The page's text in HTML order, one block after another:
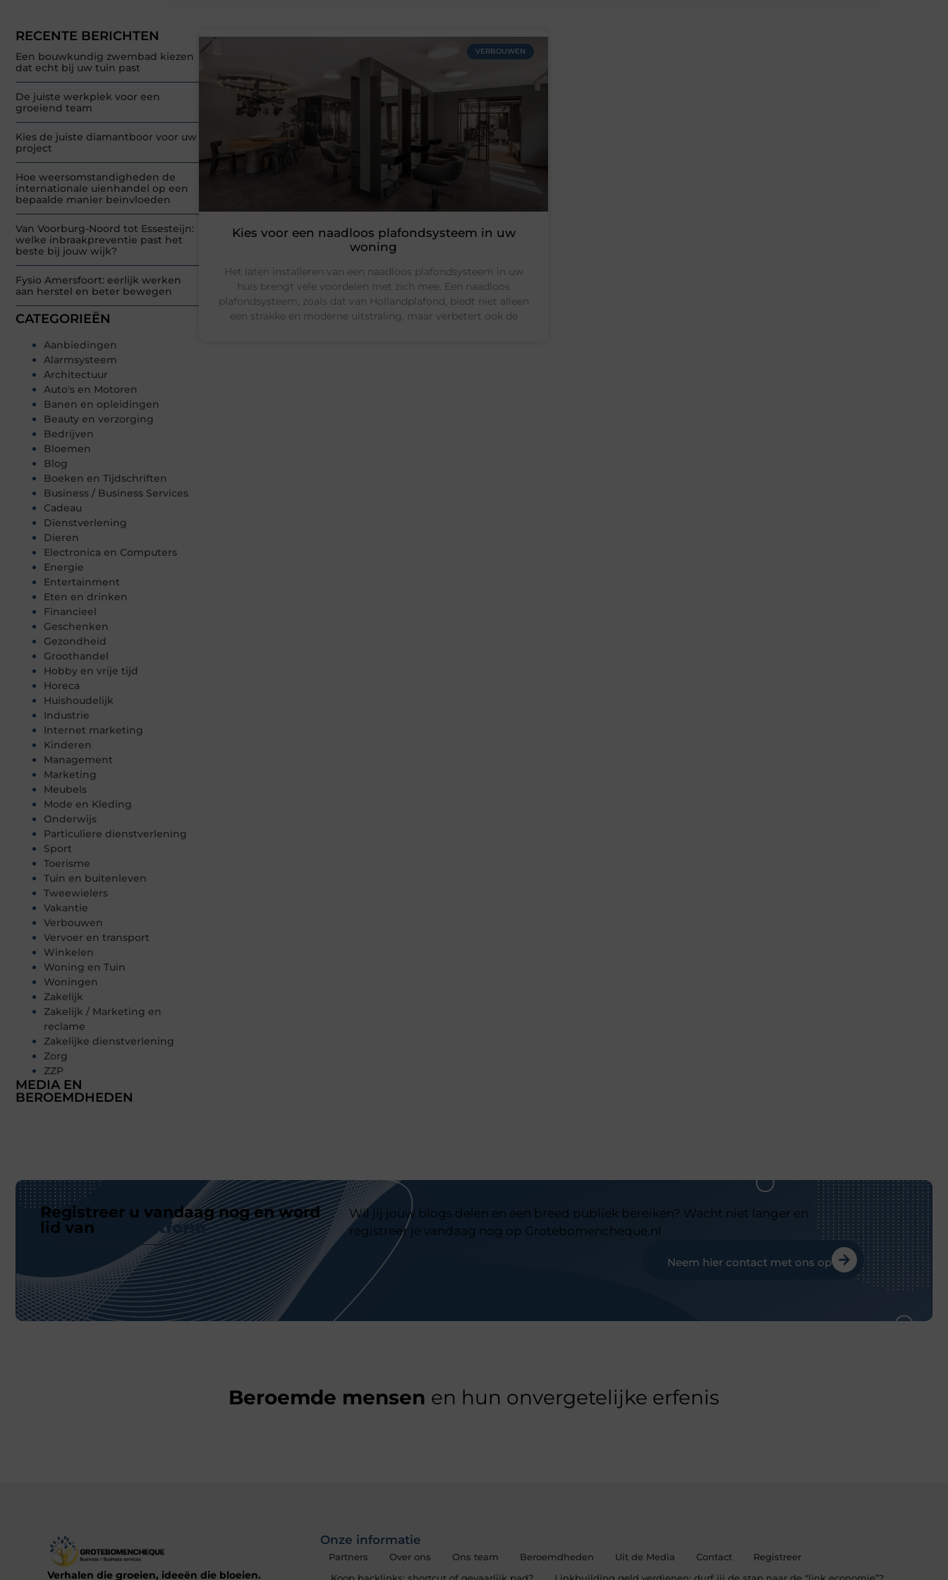
RECENTE BERICHTEN
Een bouwkundig zwembad kiezen
dat echt bij uw tuin past
De juiste werkplek voor een
groeiend team
Kies de juiste diamantboor voor uw
project
Hoe weersomstandigheden de
internationale uienhandel op een
bepaalde manier beïnvloeden
Van Voorburg-Noord tot Essesteijn:
welke inbraakpreventie past het
beste bij jouw wijk?
Fysio Amersfoort: eerlijk werken
aan herstel en beter bewegen
CATEGORIEËN
Aanbiedingen
Alarmsysteem
Architectuur
Auto's en Motoren
Banen en opleidingen
Beauty en verzorging
Bedrijven
Bloemen
Blog
Boeken en Tijdschriften
Business / Business Services
Cadeau
Dienstverlening
Dieren
Electronica en Computers
Energie
Entertainment
Eten en drinken
Financieel
Geschenken
Gezondheid
Groothandel
Hobby en vrije tijd
Horeca
Huishoudelijk
Industrie
Internet marketing
Kinderen
Management
Marketing
Meubels
Mode en Kleding
Onderwijs
Particuliere dienstverlening
Sport
Toerisme
Tuin en buitenleven
Tweewielers
Vakantie
Verbouwen
Vervoer en transport
Winkelen
Woning en Tuin
Woningen
Zakelijk
Zakelijk / Marketing en
reclame
Zakelijke dienstverlening
Zorg
ZZP
MEDIA EN
BEROEMDHEDEN
VERBOUWEN
Kies voor een naadloos plafondsysteem in uw
woning
Het laten installeren van een naadloos plafondsysteem in uw
huis brengt vele voordelen met zich mee. Een naadloos
plafondsysteem, zoals dat van Hollandplafond, biedt niet alleen
een strakke en moderne uitstraling, maar verbetert ook de
Registreer u vandaag nog en word
lid van
ons platform
Wil jij jouw blogs delen en een breed publiek bereiken? Wacht niet langer en
registreer je vandaag nog op Grotebomencheque.nl
Neem hier contact met ons op
Beroemde mensen en hun onvergetelijke erfenis
Verhalen die groeien, ideeën die bloeien.
Onze informatie
Partners Over ons Ons team Beroemdheden Uit de Media Contact
Registreer